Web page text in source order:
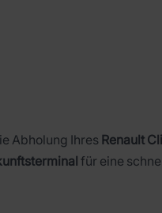
Abholung Ihres Renault
für eine